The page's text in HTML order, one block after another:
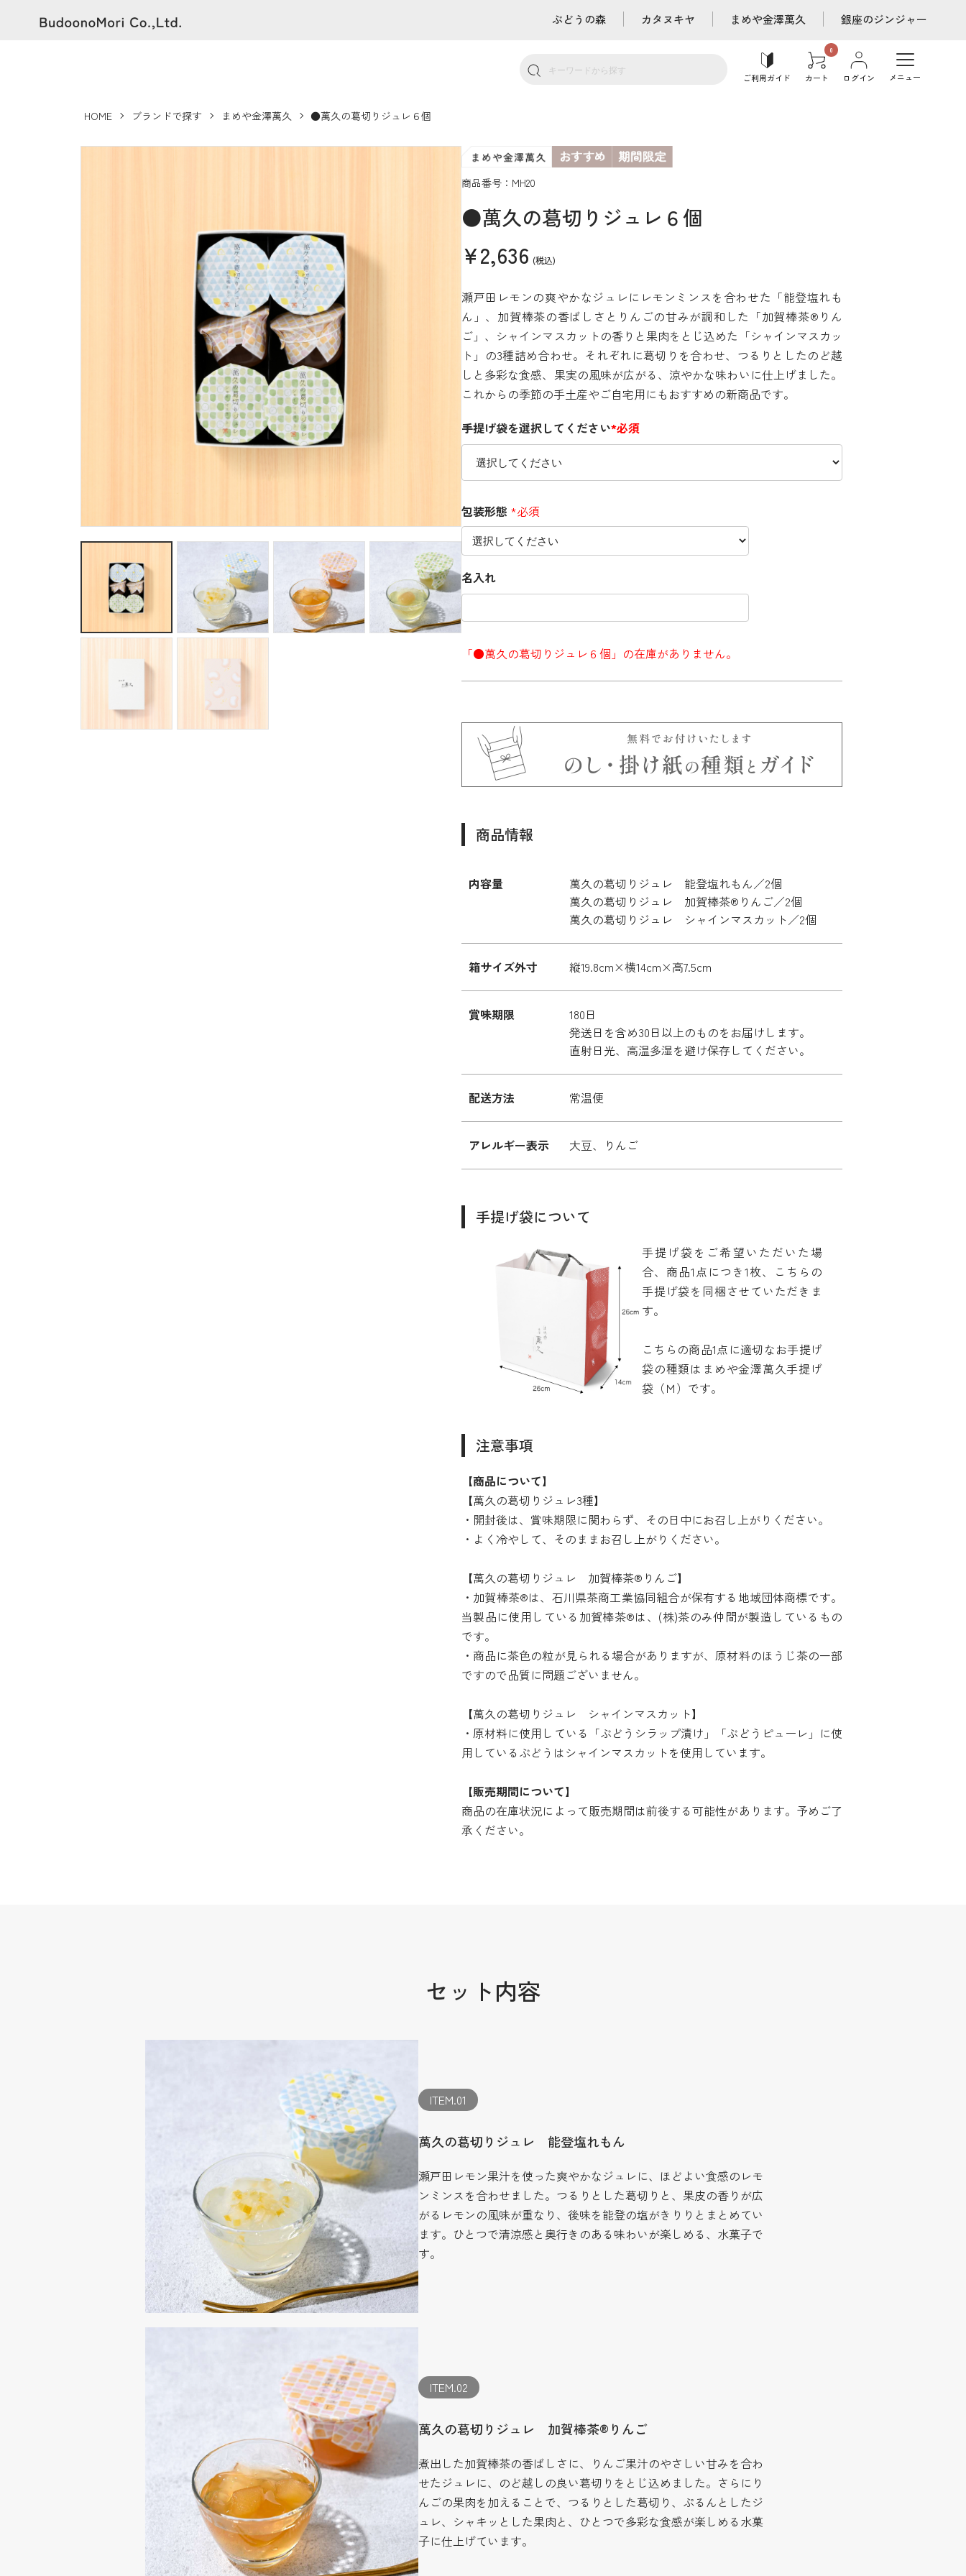
ぶどうの森 カタヌキヤ まめや金澤萬久 銀座のジンジャー
ご利用ガイド カート ログイン メニュー
HOME ブランドで探す まめや金澤萬久 ●萬久の葛切りジュレ６個
商品番号：MH20
●萬久の葛切りジュレ６個
¥2,636 (税込)
瀬戸田レモンの爽やかなジュレにレモンミンスを合わせた「能登塩れも
ん」、加賀棒茶の香ばしさとりんごの甘みが調和した「加賀棒茶®りん
ご」、シャインマスカットの香りと果肉をとじ込めた「シャインマスカッ
ト」の3種詰め合わせ。それぞれに葛切りを合わせ、つるりとしたのど越
しと多彩な食感、果実の風味が広がる、涼やかな味わいに仕上げました。
これからの季節の手土産やご自宅用にもおすすめの新商品です。
手提げ袋を選択してください*必須
包装形態 *必須
名入れ
「●萬久の葛切りジュレ６個」の在庫がありません。
商品情報
内容量
萬久の葛切りジュレ 能登塩れもん／2個
萬久の葛切りジュレ 加賀棒茶®りんご／2個
萬久の葛切りジュレ シャインマスカット／2個
箱サイズ外寸 縦19.8cm×横14cm×高7.5cm
賞味期限
180日
発送日を含め30日以上のものをお届けします。
直射日光、高温多湿を避け保存してください。
配送方法 常温便
アレルギー表示 大豆、りんご
手提げ袋について
手提げ袋をご希望いただいた場
合、商品1点につき1枚、こちらの
手提げ袋を同梱させていただきま
す。
こちらの商品1点に適切なお手提げ
袋の種類はまめや金澤萬久手提げ
袋（Ｍ）です。
注意事項
【商品について】
【萬久の葛切りジュレ3種】
・開封後は、賞味期限に関わらず、その日中にお召し上がりください。
・よく冷やして、そのままお召し上がりください。
【萬久の葛切りジュレ 加賀棒茶®りんご】
・加賀棒茶®は、石川県茶商工業協同組合が保有する地域団体商標です。
当製品に使用している加賀棒茶®は、(株)茶のみ仲間が製造しているもの
です。
・商品に茶色の粒が見られる場合がありますが、原材料のほうじ茶の一部
ですので品質に問題ございません。
【萬久の葛切りジュレ シャインマスカット】
・原材料に使用している「ぶどうシラップ漬け」「ぶどうピューレ」に使
用しているぶどうはシャインマスカットを使用しています。
【販売期間について】
商品の在庫状況によって販売期間は前後する可能性があります。予めご了
承ください。
セット内容
ITEM.01
萬久の葛切りジュレ 能登塩れもん
瀬戸田レモン果汁を使った爽やかなジュレに、ほどよい食感のレモ
ンミンスを合わせました。つるりとした葛切りと、果皮の香りが広
がるレモンの風味が重なり、後味を能登の塩がきりりとまとめてい
ます。ひとつで清涼感と奥行きのある味わいが楽しめる、水菓子で
す。
ITEM.02
萬久の葛切りジュレ 加賀棒茶®りんご
煮出した加賀棒茶の香ばしさに、りんご果汁のやさしい甘みを合わ
せたジュレに、のど越しの良い葛切りをとじ込めました。さらにり
んごの果肉を加えることで、つるりとした葛切り、ぷるんとしたジ
ュレ、シャキッとした果肉と、ひとつで多彩な食感が楽しめる水菓
子に仕上げています。